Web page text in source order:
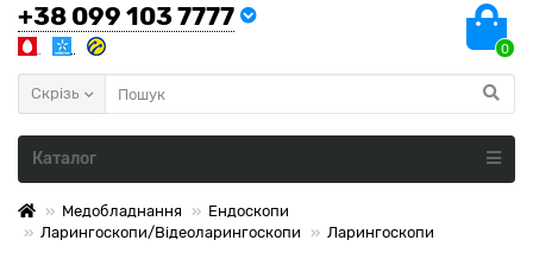
+38 099 103 7777
0
Скрізь
Каталог
Медобладнання
Ендоскопи
Ларингоскопи/Відеоларингоскопи
Ларингоскопи